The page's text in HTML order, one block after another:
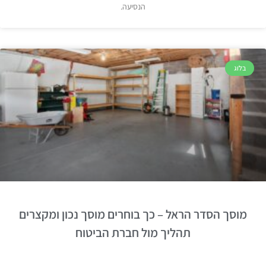
הנסיעה.
בלוג
מוסך הסדר הראל – כך בוחרים מוסך נכון ומקצרים
תהליך מול חברת הביטוח